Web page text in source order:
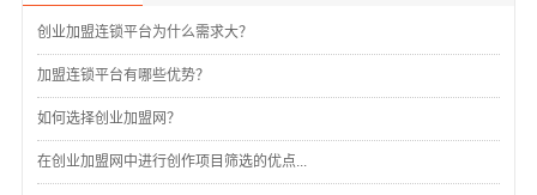
创业加盟连锁平台为什么需求大？
加盟连锁平台有哪些优势？
如何选择创业加盟网？
在创业加盟网中进行创作项目筛选的优点...